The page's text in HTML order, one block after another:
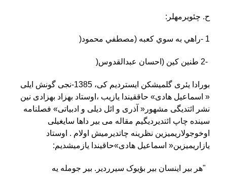
ح. چئويرمه‏لر :
1
-راهي به سوي کعبه (مصطفي محمود)
2- طنين کين (احسان عبدالقدوس)
بورادا یئری گلمیشکن ایستردیم کی، 1385-نجی گونش ایلی
« اسماعیل هادی» حاققیندا یازیب ،اوستاد بهزاد بهزادی نین
نشر ائتدیگی مشهور« آذری و ائل دیلی و ادبیاتی» فصلنامه
سینده چاپ ائتدیردیگیم مقاله می بیر داها سایغیلی
اوخوجولاریمیزین نظرینه چاتدیرمیش اولام . اوستاد
یازاریمیزین« اسماعیل هادی»حاقیندا یازمیشدیم:
"هر بیر اینسان بیر بؤیوک سیرردیر. بیر جومله یه